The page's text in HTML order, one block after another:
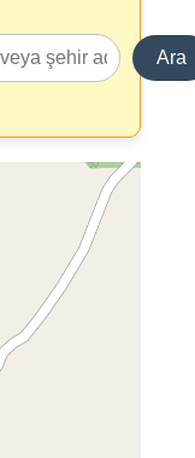
Ara